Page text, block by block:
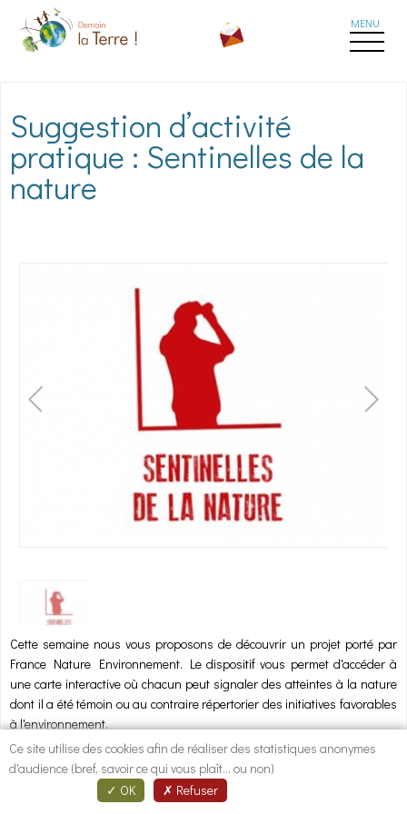
Aller au contenu principal
Suggestion d’activité
pratique : Sentinelles de la
nature
Cette semaine nous vous proposons de découvrir un projet porté par
France Nature Environnement. Le dispositif vous permet d'accéder à
une carte interactive où chacun peut signaler des atteintes à la nature
dont il a été témoin ou au contraire répertorier des initiatives favorables
à l'environnement.
Les atteintes sont traitées par les personnes en charge de surveiller
notre territoire et les initiatives positives quant à elles sont valorisées
pour inspirer d'autres régions et départements.
La démarche est simple :
Ce site utilise des cookies afin de réaliser des statistiques anonymes
d'audience (bref, savoir ce qui vous plaît... ou non)
OK
Refuser